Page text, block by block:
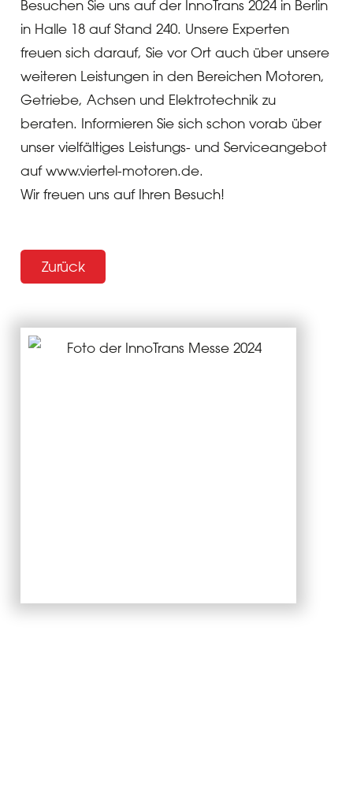
Besuchen Sie uns auf der InnoTrans 2024 in Berlin
in Halle 18 auf Stand 240. Unsere Experten
freuen sich darauf, Sie vor Ort auch über unsere
weiteren Leistungen in den Bereichen Motoren,
Getriebe, Achsen und Elektrotechnik zu
beraten. Informieren Sie sich schon vorab über
unser vielfältiges Leistungs- und Serviceangebot
auf www.viertel-motoren.de.
Wir freuen uns auf Ihren Besuch!
Zurück